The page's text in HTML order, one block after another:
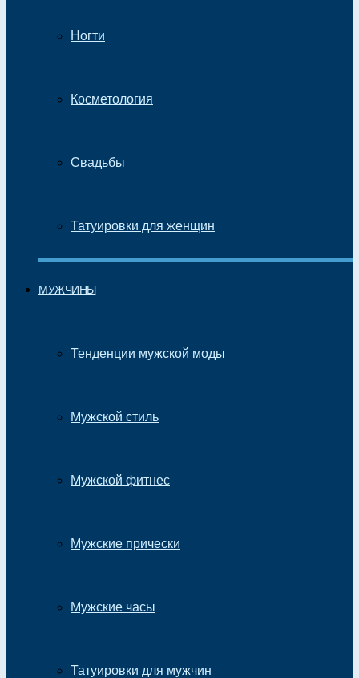
Ногти
Косметология
Свадьбы
Татуировки для женщин
МУЖЧИНЫ
Тенденции мужской моды
Мужской стиль
Мужской фитнес
Мужские прически
Мужские часы
Татуировки для мужчин